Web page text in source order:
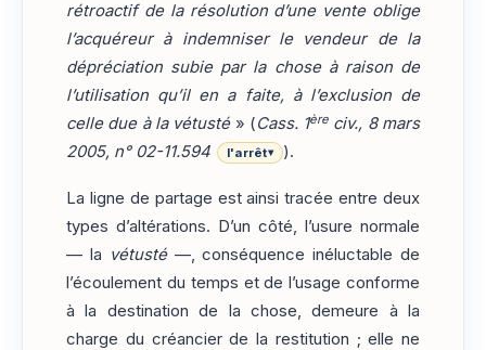
rétroactif de la résolution d’une vente oblige
l’acquéreur à indemniser le vendeur de la
dépréciation subie par la chose à raison de
l’utilisation qu’il en a faite, à l’exclusion de
celle due à la vétusté» (Cass. 1ère civ., 8 mars
2005, n° 02-11.594
l'arrêt▾ ).
La ligne de partage est ainsi tracée entre deux
types d’altérations. D’un côté, l’usure normale
— la vétusté—, conséquence inéluctable de
l’écoulement du temps et de l’usage conforme
à la destination de la chose, demeure à la
charge du créancier de la restitution ; elle ne